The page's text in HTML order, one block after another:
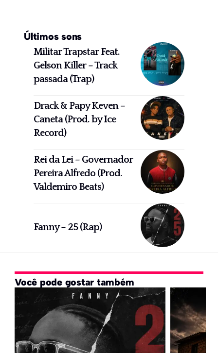
Últimos sons
Militar Trapstar Feat.
Gelson Killer – Track
passada (Trap)
Drack & Papy Keven –
Caneta (Prod. by Ice
Record)
Rei da Lei – Governador
Pereira Alfredo (Prod.
Valdemiro Beats)
Fanny – 25 (Rap)
Você pode gostar também